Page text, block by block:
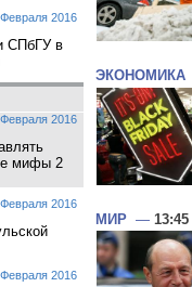
2016
СПбГУ в
2016
мифы 2
2016
2016
ЭКОНОМИКА
МИР — 13:45